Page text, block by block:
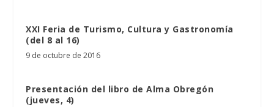
XXI Feria de Turismo, Cultura y Gastronomía
(del 8 al 16)
9 de octubre de 2016
Presentación del libro de Alma Obregón
(jueves, 4)